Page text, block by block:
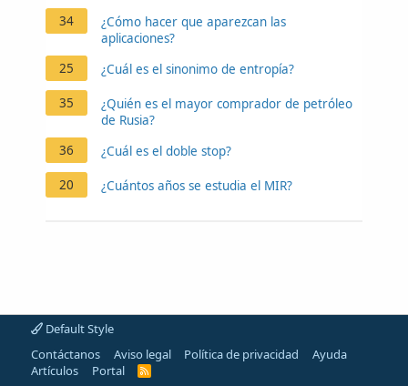
34
¿Cómo hacer que aparezcan las
aplicaciones?
25
¿Cuál es el sinonimo de entropía?
35
¿Quién es el mayor comprador de petróleo
de Rusia?
36
¿Cuál es el doble stop?
20 ¿Cuántos años se estudia el MIR?
Default Style
Contáctanos
Aviso legal Política de privacidad
Ayuda
Artículos
Portal
R